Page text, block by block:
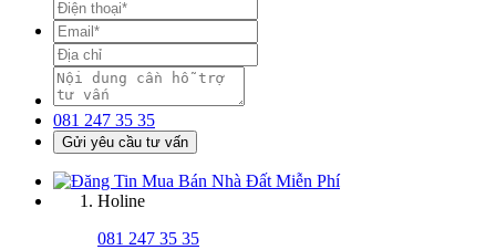
081 247 35 35
Gửi yêu cầu tư vấn
Holine
081 247 35 35